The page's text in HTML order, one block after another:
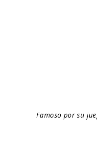
Famoso por su